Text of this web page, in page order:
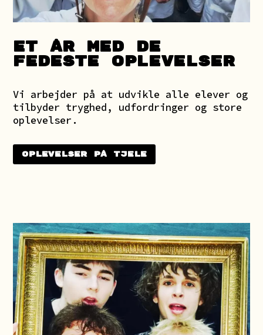
ET ÅR MED DE
FEDESTE OPLEVELSER
Vi arbejder på at udvikle alle elever og
tilbyder tryghed, udfordringer og store
oplevelser.
Oplevelser på Tjele